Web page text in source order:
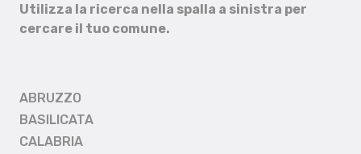
Utilizza la ricerca nella spalla a sinistra per
cercare il tuo comune.
ABRUZZO
BASILICATA
CALABRIA